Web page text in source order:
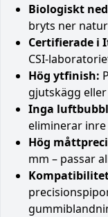
Biologiskt
bryts ner
Certifierade i
CSI-
Hög ytfinish:
gjutskägg
Inga
eliminerar
Hög
mm – passar